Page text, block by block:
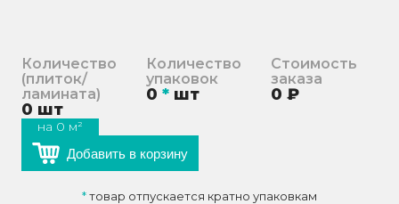
Количество
(плиток/
ламината)
0 шт
на 0 м²
Количество
упаковок
0 * шт
Стоимость
заказа
0 ₽
Добавить в корзину
*товар отпускается кратно упаковкам